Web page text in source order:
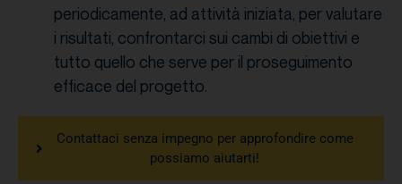
periodicamente, ad attività iniziata, per valutare
i risultati, confrontarci sui cambi di obiettivi e
tutto quello che serve per il proseguimento
efficace del progetto.
Contattaci senza impegno per approfondire come
possiamo aiutarti!